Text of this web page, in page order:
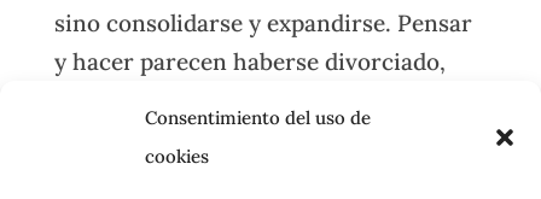
Consentimiento del uso de
cookies
sino consolidarse y expandirse. Pensar
y hacer parecen haberse divorciado,